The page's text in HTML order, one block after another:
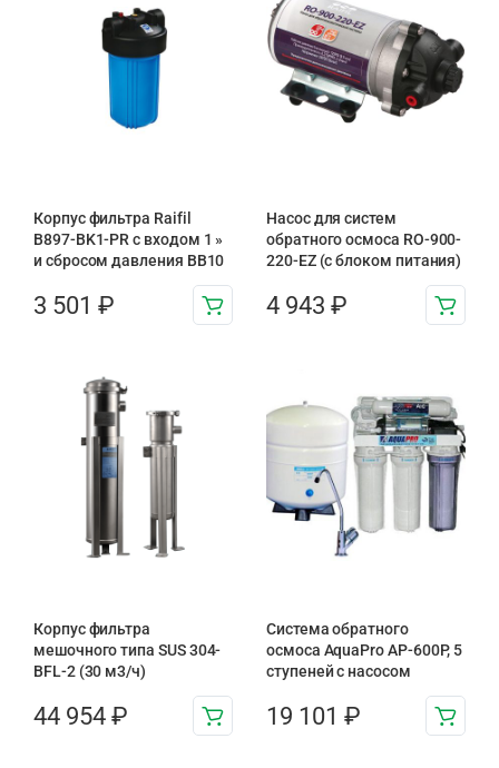
Корпус фильтра Raifil
B897-BK1-PR с входом 1 »
и сбросом давления BB10
3 501 ₽
Насос для систем
обратного осмоса RO-900-
220-EZ (с блоком питания)
4 943 ₽
Корпус фильтра
мешочного типа SUS 304-
BFL-2 (30 м3/ч)
44 954 ₽
Система обратного
осмоса AquaPro AP-600P, 5
ступеней с насосом
19 101 ₽